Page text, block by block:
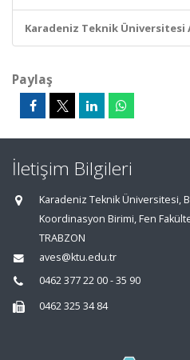
Karadeniz Teknik Üniversitesi
Paylaş
İletişim Bilgileri
Karadeniz Teknik Üniversitesi,
Koordinasyon Birimi, Fen
TRABZON
aves@ktu.edu.tr
0462 377 22 00 - 35 90
0462 325 34 84